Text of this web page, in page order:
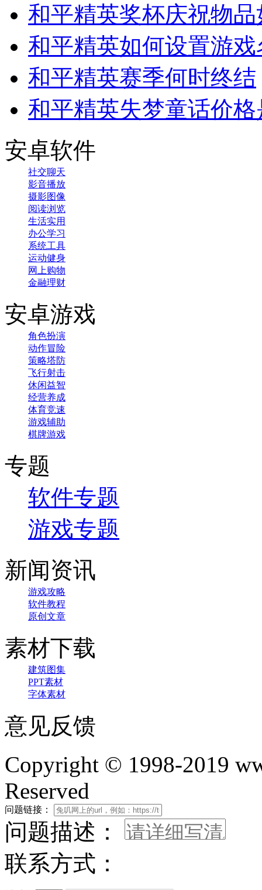
和平精英奖杯庆祝物
和平精英如何设置游
和平精英赛季何时终结
和平精英失梦童话价
安卓软件
社交聊天
影音播放
摄影图像
阅读浏览
生活实用
办公学习
系统工具
运动健身
网上购物
金融理财
安卓游戏
角色扮演
动作冒险
策略塔防
飞行射击
休闲益智
经营养成
体育竞速
游戏辅助
棋牌游戏
专题
软件专题
游戏专题
新闻资讯
游戏攻略
软件教程
原创文章
素材下载
建筑图集
PPT素材
字体素材
意见反馈
Copyright © 1998-2019
Reserved
问题链接：
问题描述：
联系方式：